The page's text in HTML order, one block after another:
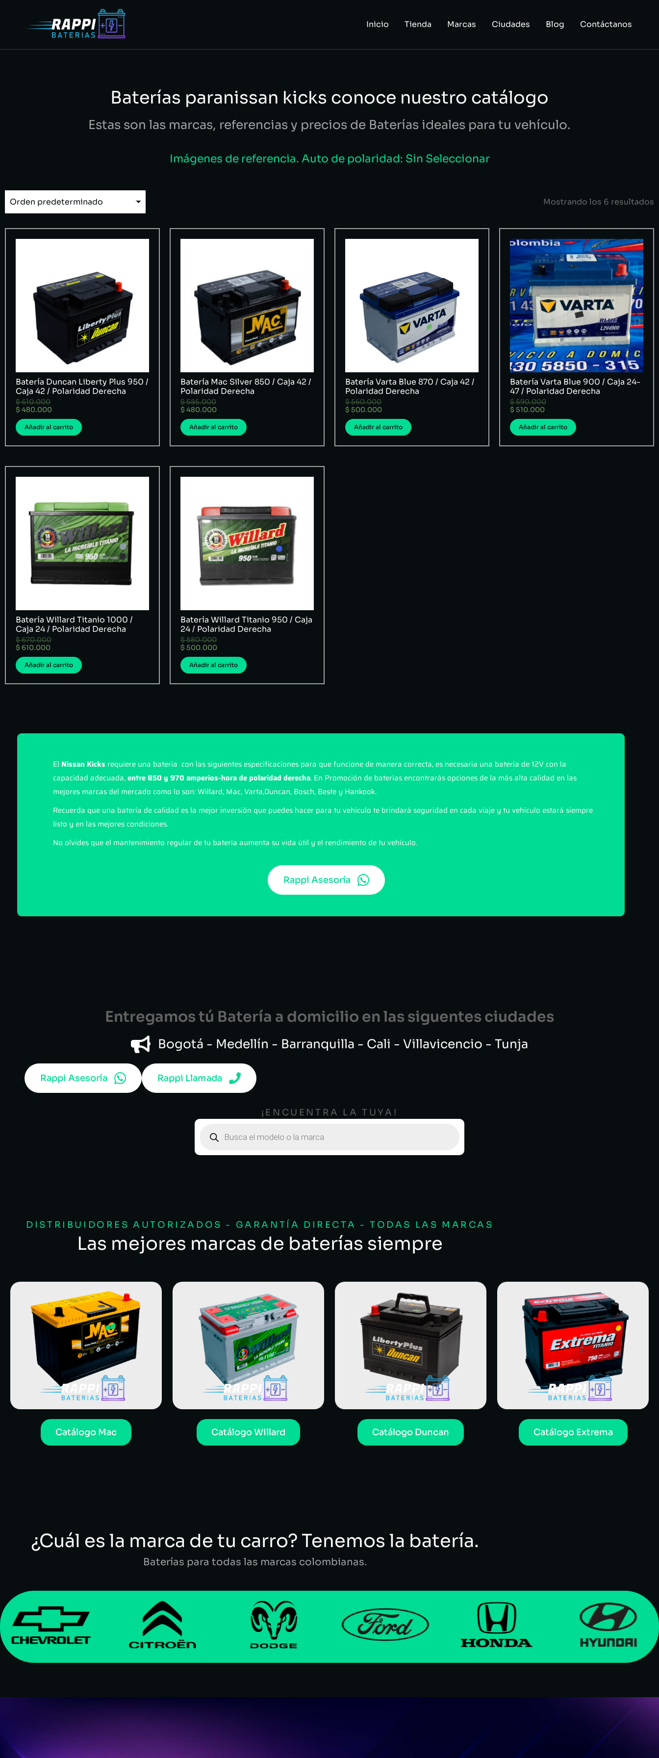
Inicio Tienda Marcas Ciudades Blog Contáctanos
Baterías paranissan kicks conoce nuestro catálogo
Estas son las marcas, referencias y precios de Baterías ideales para tu vehículo.
Imágenes de referencia. Auto de polaridad: Sin Seleccionar
Mostrando los 6 resultados
Batería Duncan Liberty Plus 950 /
Caja 42 / Polaridad Derecha
$610.000
$ 480.000
Añadir al carrito
Batería Mac Silver 850 / Caja 42 /
Polaridad Derecha
$585.000
$ 480.000
Añadir al carrito
Batería Varta Blue 870 / Caja 42 /
Polaridad Derecha
$560.000
$ 500.000
Añadir al carrito
Batería Varta Blue 900 / Caja 24-
47 / Polaridad Derecha
$590.000
$ 510.000
Añadir al carrito
Batería Willard Titanio 1000 /
Caja 24 / Polaridad Derecha
$670.000
$ 610.000
Añadir al carrito
Batería Willard Titanio 950 / Caja
24 / Polaridad Derecha
$580.000
$ 500.000
Añadir al carrito
El Nissan Kicks requiere una batería con las siguientes especificaciones para que funcione de manera correcta, es necesaria una batería de 12V con la
capacidad adecuada,entre 850 y 970 amperios-hora de polaridad derecha. En Promoción de baterías encontrarás opciones de la más alta calidad en las
mejores marcas del mercado como lo son: Willard, Mac, Varta,Duncan, Bosch, Beste y Hankook.
Recuerda que una batería de calidad es la mejor inversión que puedes hacer para tu vehículo te brindará seguridad en cada viaje y tu vehículo estará siempre
listo y en las mejores condiciones.
No olvides que el mantenimiento regular de tu batería aumenta su vida útil y el rendimiento de tu vehículo.
Rappi Asesoría
Entregamos tú Batería a domicilio en las siguentes ciudades
Bogotá - Medellín - Barranquilla - Cali - Villavicencio - Tunja
Rappi Asesoría Rappi Llamada
¡ENCUENTRA LA TUYA!
DISTRIBUIDORES AUTORIZADOS - GARANTÍA DIRECTA - TODAS LAS MARCAS
Las mejores marcas de baterías siempre
Catálogo Mac Catálogo Willard Catálogo Duncan Catálogo Extrema
¿Cuál es la marca de tu carro? Tenemos la batería.
Baterías para todas las marcas colombianas.